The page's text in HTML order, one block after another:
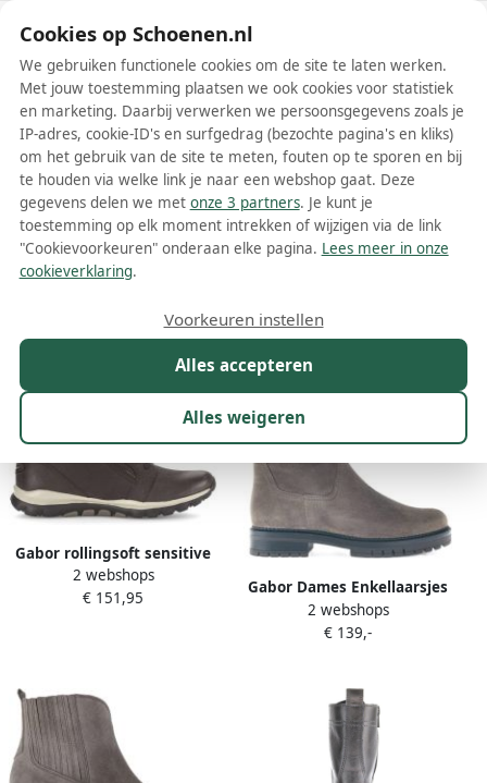
Schoenen.nl
Wis filters Alle filters
Grijze Gabor dames enkellaarsjes
Meer lezen
Gabor rollingsoft sensitive
0800.01.002 dames laars
Grijs
2 webshops
€ 151,95
Gabor Dames Enkellaarsjes
2 webshops
€ 139,-
Cookies op Schoenen.nl
We gebruiken functionele cookies om de site te laten werken.
Met jouw toestemming plaatsen we ook cookies voor statistiek
en marketing. Daarbij verwerken we persoonsgegevens zoals je
IP-adres, cookie-ID's en surfgedrag (bezochte pagina's en kliks)
om het gebruik van de site te meten, fouten op te sporen en bij
te houden via welke link je naar een webshop gaat. Deze
gegevens delen we met onze 3 partners. Je kunt je
toestemming op elk moment intrekken of wijzigen via de link
"Cookievoorkeuren" onderaan elke pagina. Lees meer in onze
cookieverklaring.
Alles accepteren
Alles weigeren
Voorkeuren instellen